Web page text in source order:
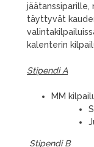
jäätanssiparille,
täyttyvät
kalenterin
Stipendi A
MM
Stipendi B